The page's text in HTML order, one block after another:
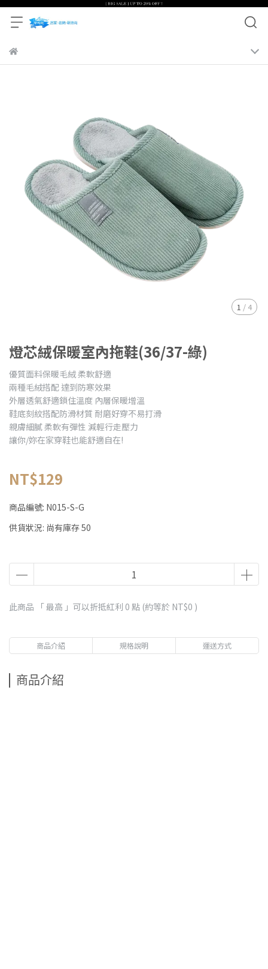
1 / 4
燈芯絨保暖室內拖鞋(36/37-綠)
優質面料保暖毛絨 柔軟舒適
兩種毛絨搭配 達到防寒效果
外層透氣舒適鎖住溫度 內層保暖增溫
鞋底刻紋搭配防滑材質 耐磨好穿不易打滑
親膚細膩 柔軟有彈性 減輕行走壓力
讓你/妳在家穿鞋也能舒適自在!
NT$129
商品編號: N015-S-G
供貨狀況: 尚有庫存 50
此商品 「 最高 」可以折抵紅利 0 點 (約等於 NT$0 )
商品介紹 規格說明 運送方式
商品介紹